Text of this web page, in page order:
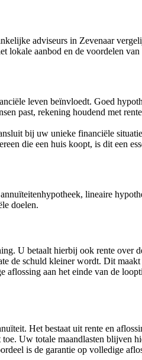
adviseurs in Zevenaar
lokale aanbod en de voordelen van
leven beïnvloedt. Goed
past, rekening houdend met
bij uw unieke financiële
die een huis koopt, is dit een
lineaire
doelen.
U betaalt hierbij ook rente over
de schuld kleiner wordt. Dit
aan het einde van de
Het bestaat uit rente en
Uw totale maandlasten blijven
is de garantie op volledige